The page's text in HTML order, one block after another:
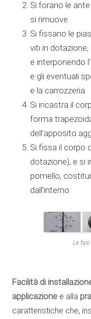
Si forano le
si rimuove.
Si fissano le
viti in
e interponendo
e gli eventuali
e la carrozzeria.
Si incastra il
forma
dell’apposito
Si fissa il corpo
dotazione), e si
pomello,
dall’interno.
Le
Facilità di
applicazione e alla
caratteristiche che,